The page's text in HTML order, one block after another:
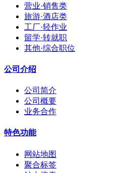
营业·销售类
旅游·酒店类
工厂·轻作业
留学·转就职
其他·综合职位
公司介绍
公司简介
公司概要
业务合作
特色功能
网站地图
聚合标签